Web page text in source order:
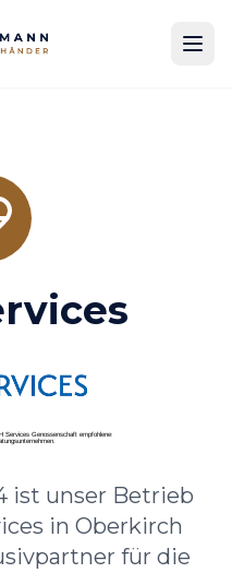
ist unser Betrieb
in Oberkirch
für die